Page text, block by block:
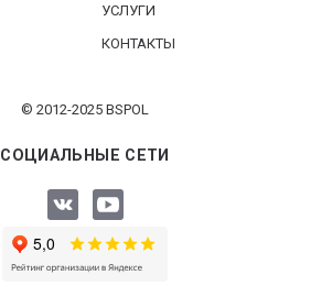
УСЛУГИ
КОНТАКТЫ
© 2012-2025 BSPOL
СОЦИАЛЬНЫЕ СЕТИ